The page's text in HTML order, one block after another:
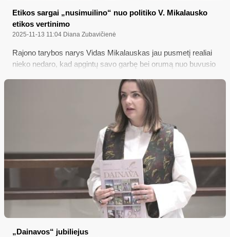
Etikos sargai „nusimuilino“ nuo politiko V. Mikalausko
etikos vertinimo
2025-11-13 11:04 Diana Zubavičienė
Rajono tarybos narys Vidas Mikalauskas jau pusmetį realiai
nieko nedaro, kad apgintų savo garbę bei orumą nuo buvusio
prievartavimu, nors plačiai pasklidusi žinia apie „pedofilijos
skandalą Varėnos rajono savivaldybėje“ meta bjaurų šešėlį ir
visai rajono tarybai; tačiau grupės tarybos narių prašymus
Vyriausiajai tarnybinės etikos bei Varėnos r. savivaldybės
Etikos komisijoms – įvertinti V. Mikalausko „atsakomybės
vengimą ir pasyvų tylėjimą“ etikos požiūriu – abidvi šios
politikų elgesio kontrolės institucijos atmetė, esą pritrūkusios
kompetencijos...
„Dainavos“ jubiliejus